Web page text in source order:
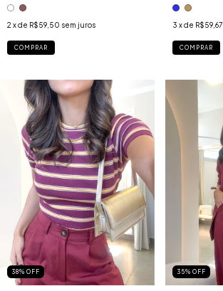
2 x de R$59,50 sem juros
COMPRAR
3 x de R$59,67
COMPRAR
38% OFF 35% OFF